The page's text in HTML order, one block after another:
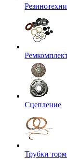
Сцепление
Трубки